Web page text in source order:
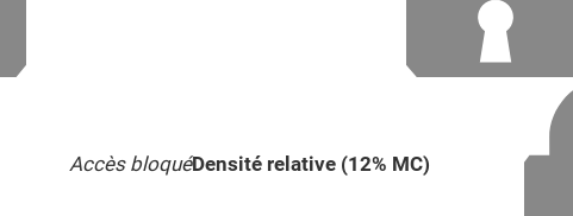
Accès bloquéDensité relative (12% MC)